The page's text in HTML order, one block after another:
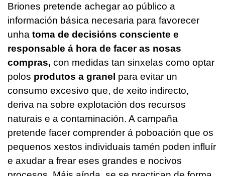
Briones pretende achegar ao público a
información básica necesaria para favorecer
unha toma de decisións consciente e
responsable á hora de facer as nosas
compras, con medidas tan sinxelas como optar
polos produtos a granel para evitar un
consumo excesivo que, de xeito indirecto,
deriva na sobre explotación dos recursos
naturais e a contaminación. A campaña
pretende facer comprender á poboación que os
pequenos xestos individuais tamén poden influír
e axudar a frear eses grandes e nocivos